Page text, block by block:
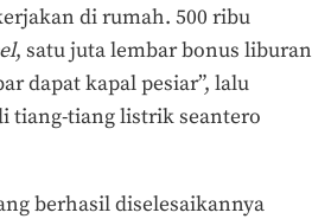
di rumah. 500 ribu
, satu juta lembar bonus liburan
dapat kapal pesiar”, lalu
tiang-tiang listrik seantero
berhasil diselesaikannya